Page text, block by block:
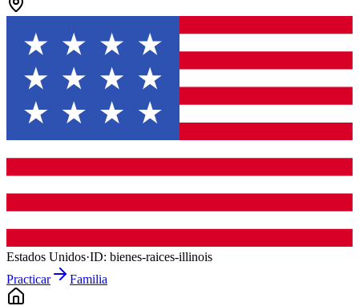
Estados Unidos·ID: bienes-raices-illinois
Practicar
Familia